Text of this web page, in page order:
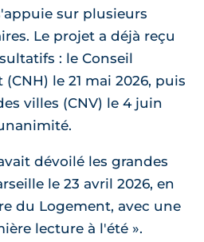
sur plusieurs
Le projet a déjà reçu
: le Conseil
le 21 mai 2026, puis
villes (CNV) le 4 juin
dévoilé les grandes
le 23 avril 2026, en
du Logement, avec une
lecture à l'été ».